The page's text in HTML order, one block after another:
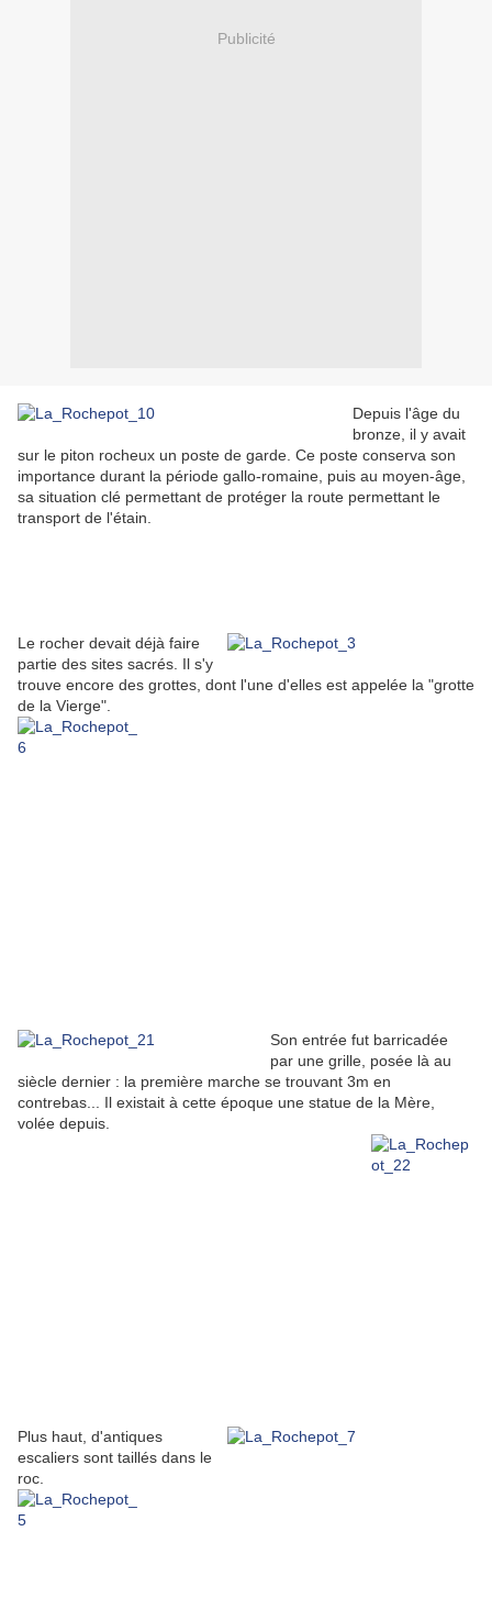
Publicité
Depuis l'âge du
bronze, il y avait
sur le piton rocheux un poste de garde. Ce poste conserva son
importance durant la période gallo-romaine, puis au moyen-âge,
sa situation clé permettant de protéger la route permettant le
transport de l'étain.
Le rocher devait déjà faire
partie des sites sacrés. Il s'y
trouve encore des grottes, dont l'une d'elles est appelée la "grotte
de la Vierge".
Son entrée fut barricadée
par une grille, posée là au
siècle dernier : la première marche se trouvant 3m en
contrebas... Il existait à cette époque une statue de la Mère,
volée depuis.
Plus haut, d'antiques
escaliers sont taillés dans le
roc.